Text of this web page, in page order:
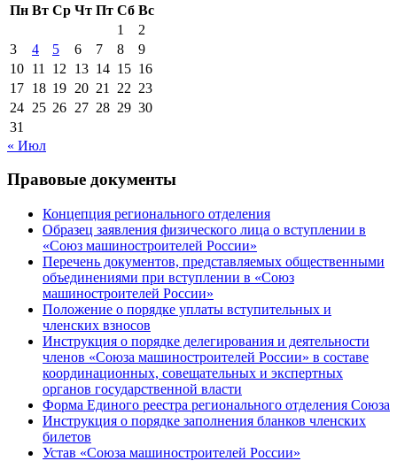
Пн Вт Ср Чт Пт Сб Вс
1
2
3
4 5 6 7 8
9
10 11 12 13 14 15 16
17 18 19 20 21 22 23
24 25 26 27 28 29 30
31
« Июл
Правовые документы
Концепция регионального отделения
Образец заявления физического лица о вступлении в
«Союз машиностроителей России»
Перечень документов, представляемых общественными
объединениями при вступлении в «Союз
машиностроителей России»
Положение о порядке уплаты вступительных и
членских взносов
Инструкция о порядке делегирования и деятельности
членов «Союза машиностроителей России» в составе
координационных, совещательных и экспертных
органов государственной власти
Форма Единого реестра регионального отделения Союза
Инструкция о порядке заполнения бланков членских
билетов
Устав «Союза машиностроителей России»